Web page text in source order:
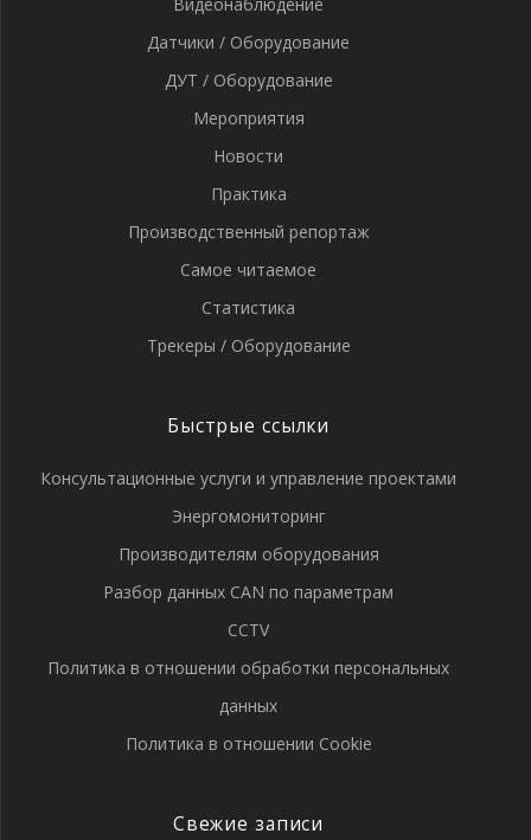
Датчики / Оборудование
ДУТ / Оборудование
Мероприятия
Новости
Практика
Производственный репортаж
Самое читаемое
Статистика
Трекеры / Оборудование
Быстрые ссылки
Консультационные услуги и управление проектами
Энергомониторинг
Производителям оборудования
Разбор данных CAN по параметрам
CCTV
Политика в отношении обработки персональных
данных
Политика в отношении Cookie
Свежие записи